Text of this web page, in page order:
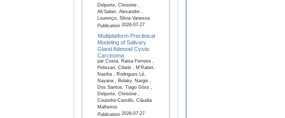
Delporte, Christine ,
Ab’Saber, Alexandre ,
Lourenço, Silvia Vanessa
Publication2026-07-27
Multiplatform Preclinical
Modeling of Salivary
Gland Adenoid Cystic
Carcinoma
par Costa, Raisa Ferreira ,
Pelissari, Cibele , M'Rabet,
Nasiha , Rodrigues Lé,
Nayana , Bolaky, Nargis ,
Dos Santos, Tiago Góss ,
Delporte, Christine ,
Coutinho-Camillo, Cláudia
Malheiros
Publication2026-07-27